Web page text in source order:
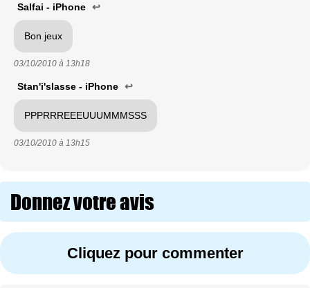
Salfai - iPhone ↩
Bon jeux
03/10/2010 à 13h18
Stan'i'slasse - iPhone ↩
PPPRRREEEUUUMMMSSS
03/10/2010 à 13h15
Donnez votre avis
Cliquez pour commenter